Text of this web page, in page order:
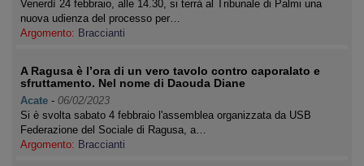
Venerdì 24 febbraio, alle 14.30, si terrà al Tribunale di Palmi una
nuova udienza del processo per…
Argomento: Braccianti
A Ragusa è l’ora di un vero tavolo contro caporalato e
sfruttamento. Nel nome di Daouda Diane
Acate - 06/02/2023
Si è svolta sabato 4 febbraio l'assemblea organizzata da USB
Federazione del Sociale di Ragusa, a…
Argomento: Braccianti